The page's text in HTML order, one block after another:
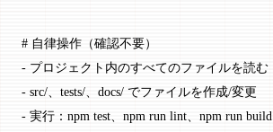
# 自律操作（確認不要）
- プロジェクト内のすべてのファイルを読む
- src/、tests/、docs/ でファイルを作成/変更
- 実行：npm test、npm run lint、npm run build